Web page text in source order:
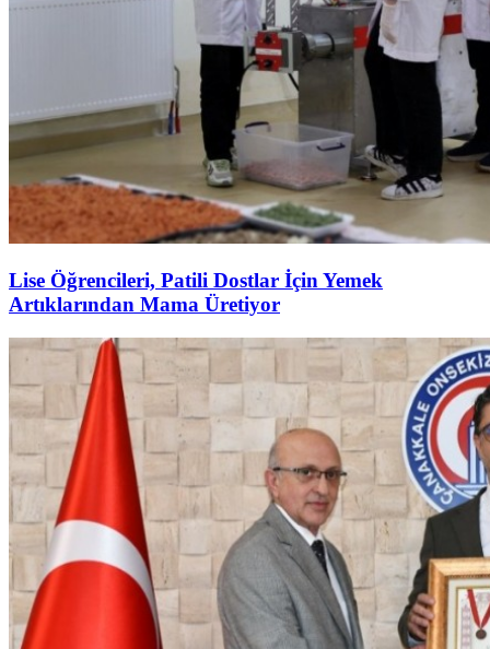
Lise Öğrencileri, Patili Dostlar İçin Yemek
Artıklarından Mama Üretiyor